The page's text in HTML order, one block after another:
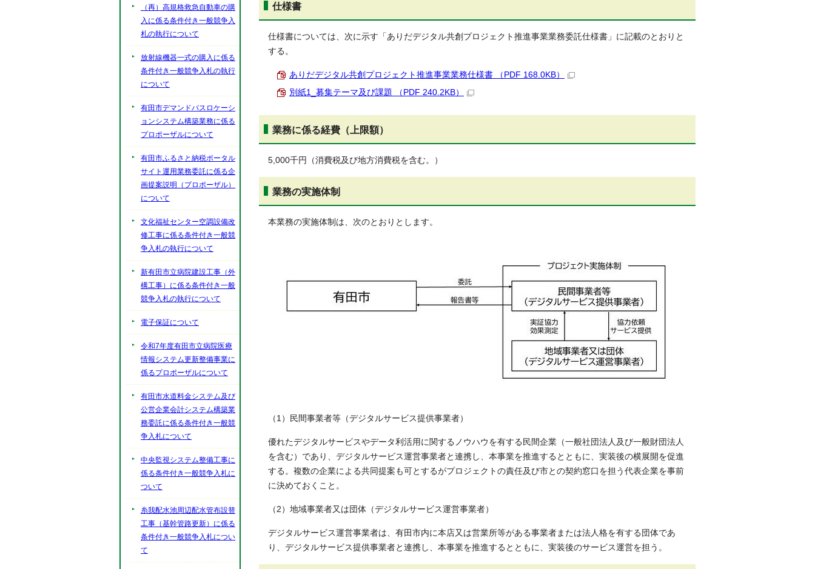
仕様書
仕様書については、次に示す「ありだデジタル共創プロジェクト推進事業業務委託仕様書」に記載のとおりと
する。
ありだデジタル共創プロジェクト推進事業業務仕様書 （PDF 168.0KB）
別紙1_募集テーマ及び課題 （PDF 240.2KB）
業務に係る経費（上限額）
5,000千円（消費税及び地方消費税を含む。）
業務の実施体制
本業務の実施体制は、次のとおりとします。
（1）民間事業者等（デジタルサービス提供事業者）
優れたデジタルサービスやデータ利活用に関するノウハウを有する民間企業（一般社団法人及び一般財団法人
を含む）であり、デジタルサービス運営事業者と連携し、本事業を推進するとともに、実装後の横展開を促進
する。複数の企業による共同提案も可とするがプロジェクトの責任及び市との契約窓口を担う代表企業を事前
に決めておくこと。
（2）地域事業者又は団体（デジタルサービス運営事業者）
デジタルサービス運営事業者は、有田市内に本店又は営業所等がある事業者または法人格を有する団体であ
り、デジタルサービス提供事業者と連携し、本事業を推進するとともに、実装後のサービス運営を担う。
（再）高規格救急自動車の購
入に係る条件付き一般競争入
札の執行について
放射線機器一式の購入に係る
条件付き一般競争入札の執行
について
有田市デマンドバスロケーシ
ョンシステム構築業務に係る
プロポーザルについて
有田市ふるさと納税ポータル
サイト運用業務委託に係る企
画提案説明（プロポーザル）
について
文化福祉センター空調設備改
修工事に係る条件付き一般競
争入札の執行について
新有田市立病院建設工事（外
構工事）に係る条件付き一般
競争入札の執行について
電子保証について
令和7年度有田市立病院医療
情報システム更新整備事業に
係るプロポーザルについて
有田市水道料金システム及び
公営企業会計システム構築業
務委託に係る条件付き一般競
争入札について
中央監視システム整備工事に
係る条件付き一般競争入札に
ついて
糸我配水池周辺配水管布設替
工事（基幹管路更新）に係る
条件付き一般競争入札につい
て